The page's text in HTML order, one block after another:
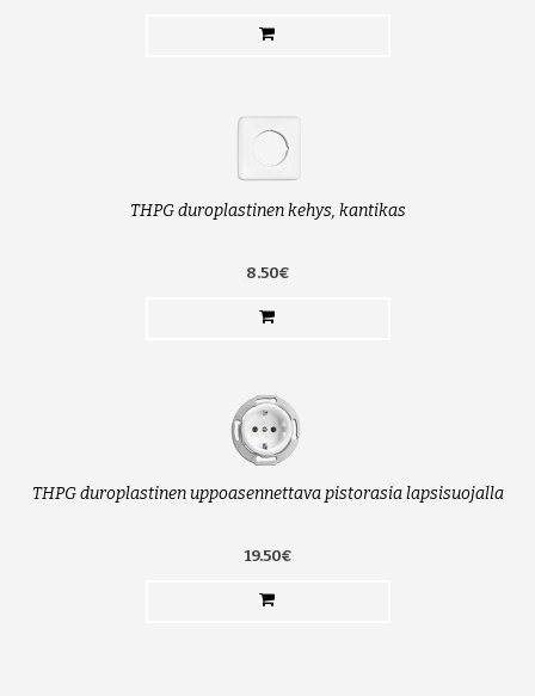
THPG duroplastinen kehys, kantikas
8.50€
THPG duroplastinen uppoasennettava pistorasia lapsisuojalla
19.50€